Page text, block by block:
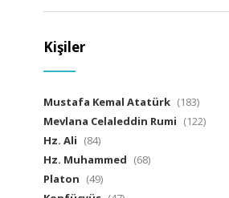
Kişiler
Mustafa Kemal Atatürk (183)
Mevlana Celaleddin Rumi (122)
Hz. Ali (84)
Hz. Muhammed (68)
Platon (49)